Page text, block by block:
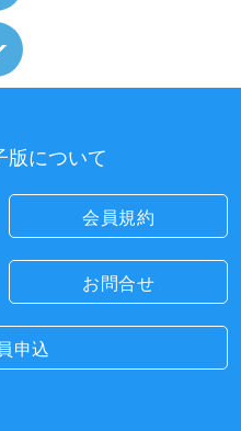
版について
会員規約
お問合せ
申込